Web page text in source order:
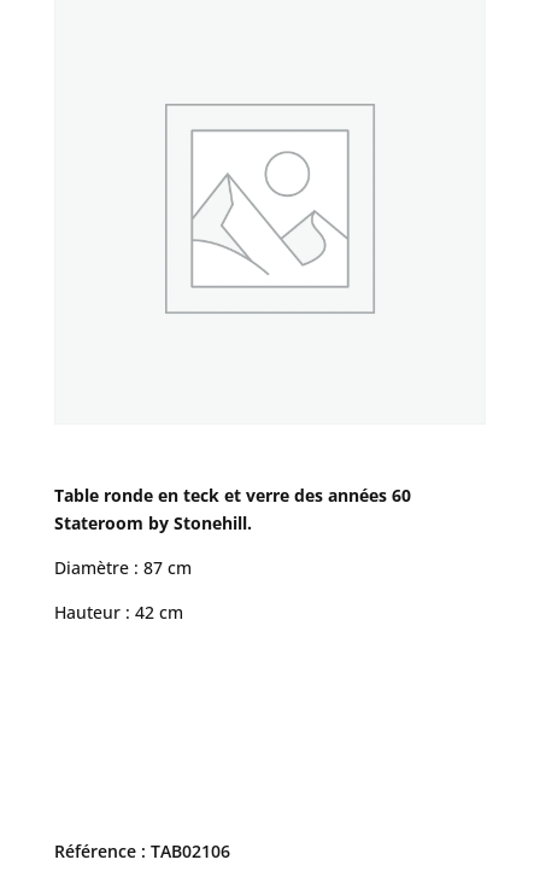
Table ronde en teck et verre des années 60
Stateroom by Stonehill.
Diamètre : 87 cm
Hauteur : 42 cm
Référence : TAB02106